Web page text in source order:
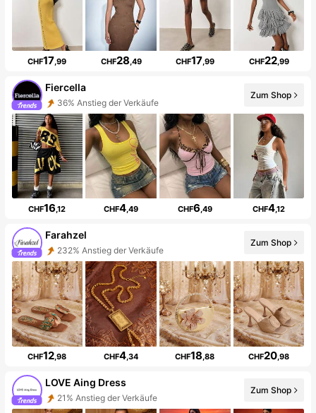
CHF17,99 CHF28,49 CHF17,99 CHF22,99
Fiercella
36% Anstieg der Verkäufe
Zum Shop
CHF16,12 CHF4,49 CHF6,49 CHF4,12
Farahzel
232% Anstieg der Verkäufe
Zum Shop
CHF12,98 CHF4,34 CHF18,88 CHF20,98
LOVE Aing Dress
21% Anstieg der Verkäufe
Zum Shop